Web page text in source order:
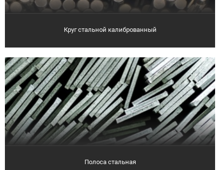
Круг стальной калиброванный
Полоса стальная